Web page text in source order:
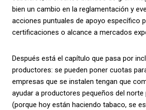
bien un cambio en la reglamentación y
acciones puntuales de apoyo específico
certificaciones o alcance a mercados
Después está el capítulo que pasa por
productores: se pueden poner cuotas
empresas que se instalen tengan que
ayudar a productores pequeños del
(porque hoy están haciendo tabaco, se